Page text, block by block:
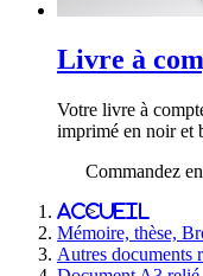
Livre à
Votre livre à
imprimé en noir et
Commandez
Accueil
>
Mémoire, thèse,
Autres documents